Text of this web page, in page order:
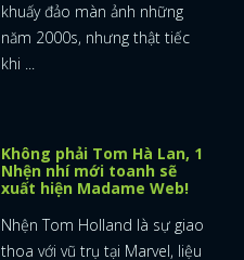
khuấy đảo màn ảnh những
năm 2000s, nhưng thật tiếc
khi ...
Không phải Tom Hà Lan, 1
Nhện nhí mới toanh sẽ
xuất hiện Madame Web!
Nhện Tom Holland là sự giao
thoa với vũ trụ tại Marvel, liệu